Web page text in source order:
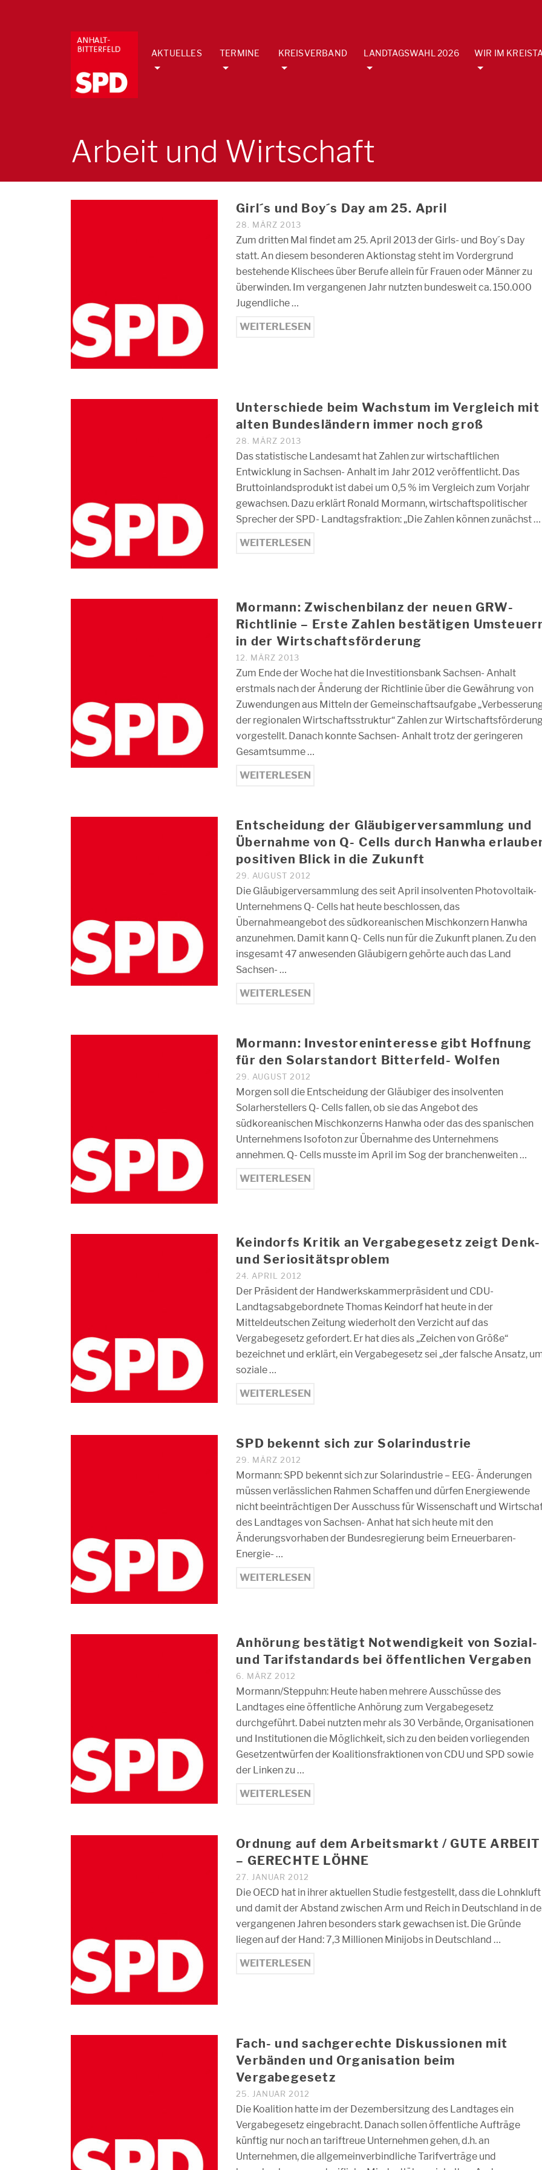
AKTUELLES TERMINE KREISVERBAND LANDTAGSWAHL 2026 WIR IM
Arbeit und Wirtschaft
Girl´s und Boy´s Day am 25. April
28. MÄRZ 2013
Zum dritten Mal findet am 25. April 2013 der Girls- und Boy´s Day
statt. An diesem besonderen Aktionstag steht im Vordergrund
bestehende Klischees über Berufe allein für Frauen oder Männer zu
überwinden. Im vergangenen Jahr nutzten bundesweit ca. 150.000
Jugendliche …
WEITERLESEN
Unterschiede beim Wachstum im Vergleich mit
alten Bundesländern immer noch groß
28. MÄRZ 2013
Das statistische Landesamt hat Zahlen zur wirtschaftlichen
Entwicklung in Sachsen- Anhalt im Jahr 2012 veröffentlicht. Das
Bruttoinlandsprodukt ist dabei um 0,5 % im Vergleich zum Vorjahr
gewachsen. Dazu erklärt Ronald Mormann, wirtschaftspolitischer
Sprecher der SPD- Landtagsfraktion: „Die Zahlen können zunächst …
WEITERLESEN
Mormann: Zwischenbilanz der neuen GRW-
Richtlinie – Erste Zahlen bestätigen
in der Wirtschaftsförderung
12. MÄRZ 2013
Zum Ende der Woche hat die Investitionsbank Sachsen- Anhalt
erstmals nach der Änderung der Richtlinie über die Gewährung von
Zuwendungen aus Mitteln der Gemeinschaftsaufgabe
der regionalen Wirtschaftsstruktur“ Zahlen zur
vorgestellt. Danach konnte Sachsen- Anhalt trotz der geringeren
Gesamtsumme …
WEITERLESEN
Entscheidung der Gläubigerversammlung und
Übernahme von Q- Cells durch Hanwha
positiven Blick in die Zukunft
29. AUGUST 2012
Die Gläubigerversammlung des seit April insolventen Photovoltaik-
Unternehmens Q- Cells hat heute beschlossen, das
Übernahmeangebot des südkoreanischen Mischkonzern Hanwha
anzunehmen. Damit kann Q- Cells nun für die Zukunft planen. Zu den
insgesamt 47 anwesenden Gläubigern gehörte auch das Land
Sachsen- …
WEITERLESEN
Mormann: Investoreninteresse gibt Hoffnung
für den Solarstandort Bitterfeld- Wolfen
29. AUGUST 2012
Morgen soll die Entscheidung der Gläubiger des insolventen
Solarherstellers Q- Cells fallen, ob sie das Angebot des
südkoreanischen Mischkonzerns Hanwha oder das des spanischen
Unternehmens Isofoton zur Übernahme des Unternehmens
annehmen. Q- Cells musste im April im Sog der branchenweiten …
WEITERLESEN
Keindorfs Kritik an Vergabegesetz zeigt Denk-
und Seriositätsproblem
24. APRIL 2012
Der Präsident der Handwerkskammerpräsident und CDU-
Landtagsabgebordnete Thomas Keindorf hat heute in der
Mitteldeutschen Zeitung wiederholt den Verzicht auf das
Vergabegesetz gefordert. Er hat dies als „Zeichen von Größe“
bezeichnet und erklärt, ein Vergabegesetz sei „der falsche Ansatz,
soziale …
WEITERLESEN
SPD bekennt sich zur Solarindustrie
29. MÄRZ 2012
Mormann: SPD bekennt sich zur Solarindustrie – EEG- Änderungen
müssen verlässlichen Rahmen Schaffen und dürfen Energiewende
nicht beeinträchtigen Der Ausschuss für Wissenschaft und
des Landtages von Sachsen- Anhat hat sich heute mit den
Änderungsvorhaben der Bundesregierung beim Erneuerbaren-
Energie- …
WEITERLESEN
Anhörung bestätigt Notwendigkeit von Sozial-
und Tarifstandards bei öffentlichen Vergaben
6. MÄRZ 2012
Mormann/Steppuhn: Heute haben mehrere Ausschüsse des
Landtages eine öffentliche Anhörung zum Vergabegesetz
durchgeführt. Dabei nutzten mehr als 30 Verbände, Organisationen
und Institutionen die Möglichkeit, sich zu den beiden vorliegenden
Gesetzentwürfen der Koalitionsfraktionen von CDU und SPD sowie
der Linken zu …
WEITERLESEN
Ordnung auf dem Arbeitsmarkt / GUTE ARBEIT
– GERECHTE LÖHNE
27. JANUAR 2012
Die OECD hat in ihrer aktuellen Studie festgestellt, dass die Lohnkluft
und damit der Abstand zwischen Arm und Reich in Deutschland in
vergangenen Jahren besonders stark gewachsen ist. Die Gründe
liegen auf der Hand: 7,3 Millionen Minijobs in Deutschland …
WEITERLESEN
Fach- und sachgerechte Diskussionen mit
Verbänden und Organisation beim
Vergabegesetz
25. JANUAR 2012
Die Koalition hatte im der Dezembersitzung des Landtages ein
Vergabegesetz eingebracht. Danach sollen öffentliche Aufträge
künftig nur noch an tariftreue Unternehmen gehen, d.h. an
Unternehmen, die allgemeinverbindliche Tarifverträge und